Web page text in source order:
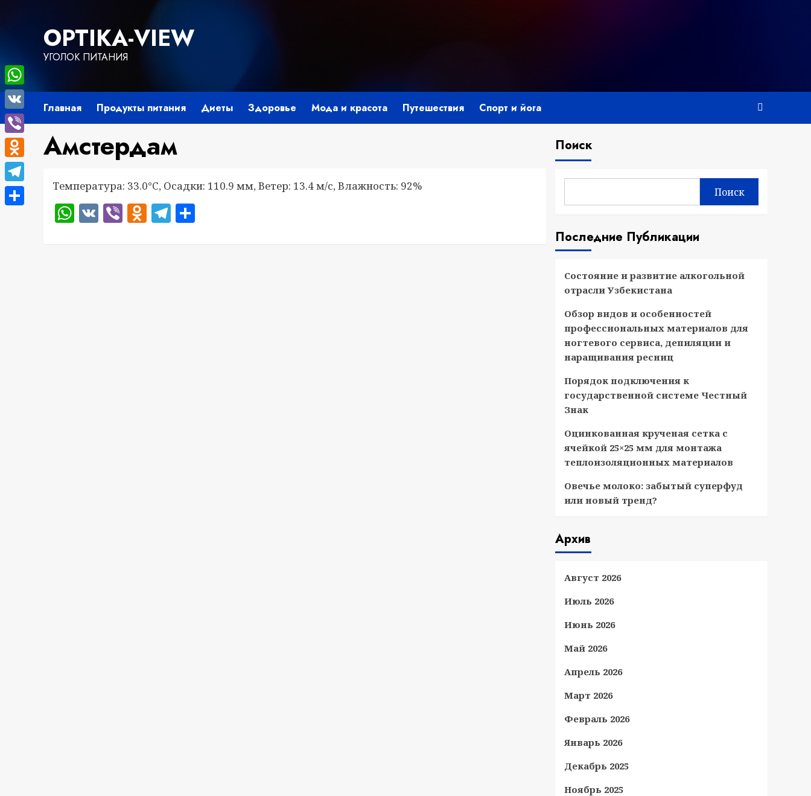
содержимомуOPTIKA-VIEW
УГОЛОК ПИТАНИЯ
Главная Продукты питания Диеты Здоровье Мода и красота Путешествия Спорт и йога
Амстердам
Температура: 33.0°C, Осадки: 110.9 мм, Ветер: 13.4 м/с, Влажность: 92%
WhatsApp
VKViberOdnoklassniki
Telegram
Поиск
Поиск
Последние Публикации
Состояние и развитие алкогольной
отрасли Узбекистана
Обзор видов и особенностей
профессиональных материалов для
ногтевого сервиса, депиляции и
наращивания ресниц
Порядок подключения к
государственной системе Честный
Знак
Оцинкованная крученая сетка с
ячейкой 25×25 мм для монтажа
теплоизоляционных материалов
Овечье молоко: забытый суперфуд
или новый тренд?
Архив
Август 2026
Июль 2026
Июнь 2026
Май 2026
Апрель 2026
Март 2026
Февраль 2026
Январь 2026
Декабрь 2025
Ноябрь 2025
WhatsApp
VK
Viber
Odnoklassniki
Telegram
Отправить